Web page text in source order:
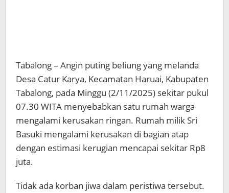
Tabalong – Angin puting beliung yang melanda
Desa Catur Karya, Kecamatan Haruai, Kabupaten
Tabalong, pada Minggu (2/11/2025) sekitar pukul
07.30 WITA menyebabkan satu rumah warga
mengalami kerusakan ringan. Rumah milik Sri
Basuki mengalami kerusakan di bagian atap
dengan estimasi kerugian mencapai sekitar Rp8
juta.
Tidak ada korban jiwa dalam peristiwa tersebut.